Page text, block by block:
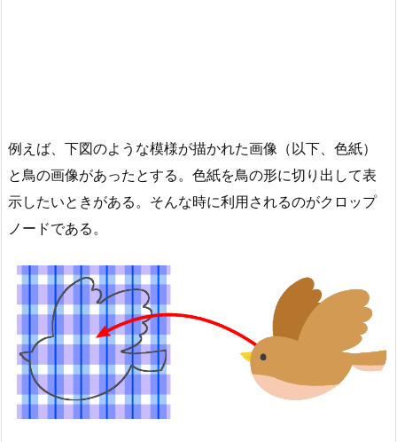
例えば、下図のような模様が描かれた画像（以下、色紙）
と鳥の画像があったとする。色紙を鳥の形に切り出して表
示したいときがある。そんな時に利用されるのがクロップ
ノードである。